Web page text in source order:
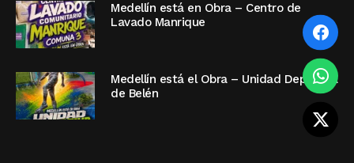
Medellín está en Obra – Centro de
Lavado Manrique
Medellín está el Obra – Unidad Deportiva
de Belén